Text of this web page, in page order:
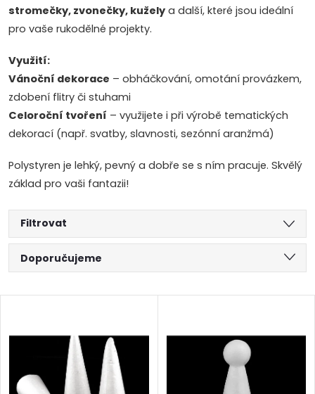
stromečky, zvonečky, kužely a další, které jsou ideální
pro vaše rukodělné projekty.
Využití:
Vánoční dekorace – obháčkování, omotání provázkem,
zdobení flitry či stuhami
Celoroční tvoření – využijete i při výrobě tematických
dekorací (např. svatby, slavnosti, sezónní aranžmá)
Polystyren je lehký, pevný a dobře se s ním pracuje. Skvělý
základ pro vaši fantazii!
Filtrovat
Ř
a
z
e
Doporučujeme
Abecedně
ý
p